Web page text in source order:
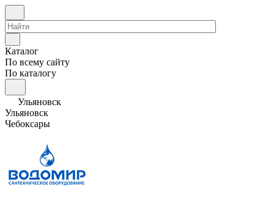
Каталог
По всему сайту
По каталогу
Ульяновск
Ульяновск
Чебоксары